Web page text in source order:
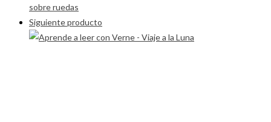
Siguiente producto